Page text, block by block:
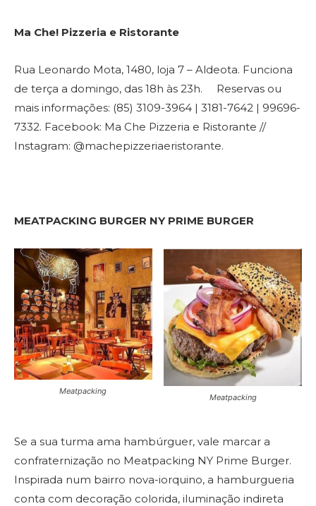
Ma Che! Pizzeria e Ristorante
Rua Leonardo Mota, 1480, loja 7 – Aldeota. Funciona
de terça a domingo, das 18h às 23h. Reservas ou
mais informações: (85) 3109-3964 | 3181-7642 | 99696-
7332. Facebook: Ma Che Pizzeria e Ristorante //
Instagram: @machepizzeriaeristorante.
MEATPACKING BURGER NY PRIME BURGER
Meatpacking
Meatpacking
Se a sua turma ama hambúrguer, vale marcar a
confraternização no Meatpacking NY Prime Burger.
Inspirada num bairro nova-iorquino, a hamburgueria
conta com decoração colorida, iluminação indireta